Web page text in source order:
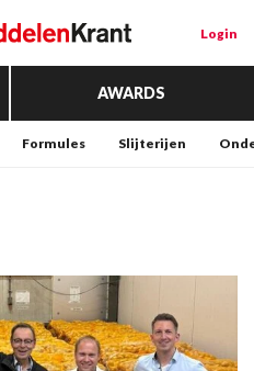
Login
AWARDS
Formules Slijterijen